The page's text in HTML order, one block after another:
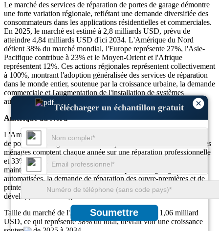
×
Télécharger un échantillon gratuit
Soumettre
Le marché des services de réparation de portes de garage démontre
une forte variation régionale, reflétant une demande diversifiée des
consommateurs dans les applications résidentielles et commerciales.
En 2025, le marché est estimé à 2,8 milliards USD, prévu de
atteindre 4,84 milliards USD d'ici 2034. L'Amérique du Nord
détient 38% du marché mondial, l'Europe représente 27%, l'Asie-
Pacifique contribue à 23% et le Moyen-Orient et l'Afrique
représentent 12%. Ces actions régionales représentent collectivement
à 100%, montrant l'adoption généralisée des services de réparation
dans le monde entier, soutenue par la croissance urbaine, la demande
commerciale et l'augmentation de l'installation de systèmes
automatisés.
Amérique du Nord
L'Amérique du Nord domine le marché des services de réparation
de portes de garage avec 38% de la part mondiale. Près de 41% des
ménages comptent chaque année sur une réparation professionnelle
et 33% des propriétés commerciales déclarent des besoins de
maintenance récurrents. Avec 44% des portes de garage
automatisées, la demande de réparation des ouvre-premières et de
printemps est cohérente, soutenue par l'expansion urbaine et le
développement du logement.
Taille du marché de l'Amérique du Nord en 2025: 1,06 milliard
USD, ce qui représente 38% du total, devrait voir une croissance